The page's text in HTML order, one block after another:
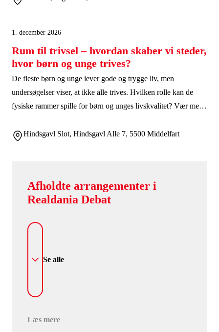
1. december 2026
Rum til trivsel – hvordan skaber vi steder,
hvor børn og unge trives?
De fleste børn og unge lever gode og trygge liv, men
undersøgelser viser, at ikke alle trives. Hvilken rolle kan de
fysiske rammer spille for børn og unges livskvalitet? Vær med,
december for at få dugfriske data og give Realdania input til
Hindsgavl Slot, Hindsgavl Alle 7, 5500 Middelfart
Afholdte arrangementer i
Realdania Debat
Se alle
Læs mere